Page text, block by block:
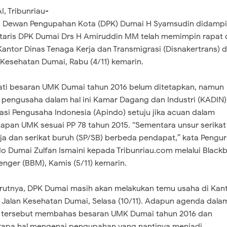
Tribunriau-
Dewan Pengupahan Kota (DPK) Dumai H Syamsudin
DPK Dumai Drs H Amiruddin MM telah memimpin rapat
Dinas Tenaga Kerja dan Transmigrasi (Disnakertrans)
Dumai, Rabu (4/11) kemarin.
besaran UMK Dumai tahun 2016 belum ditetapkan, namun
dalam hal ini Kamar Dagang dan Industri
Pengusaha Indonesia (Apindo) setuju jika acuan dalam
UMK sesuai PP 78 tahun 2015. “Sementara unsur serikat
dan serikat buruh (SP/SB) berbeda pendapat,” kata
Dumai Zulfan Ismaini kepada Tribunriau.com melalui
(BBM), Kamis (5/11) kemarin.
DPK Dumai masih akan melakukan temu usaha di
Kesehatan Dumai, Selasa (10/11). Adapun agenda
membahas besaran UMK Dumai tahun 2016 dan